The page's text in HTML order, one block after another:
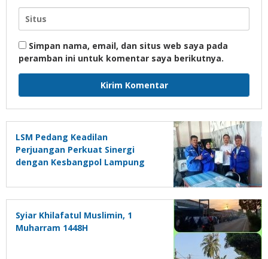
Simpan nama, email, dan situs web saya pada
peramban ini untuk komentar saya berikutnya.
LSM Pedang Keadilan
Perjuangan Perkuat Sinergi
dengan Kesbangpol Lampung
Syiar Khilafatul Muslimin, 1
Muharram 1448H